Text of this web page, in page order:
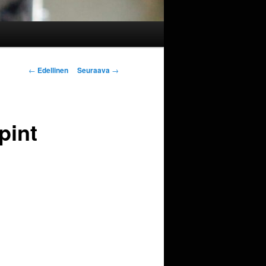
Artikkelien
← Edellinen Seuraava →